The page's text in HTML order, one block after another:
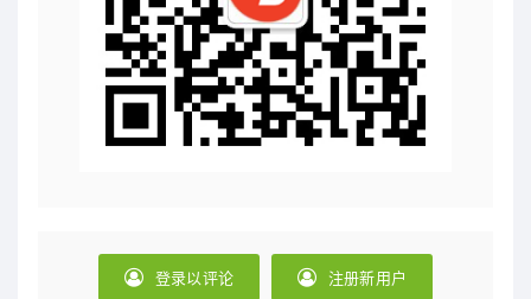
登录以评论 注册新用户